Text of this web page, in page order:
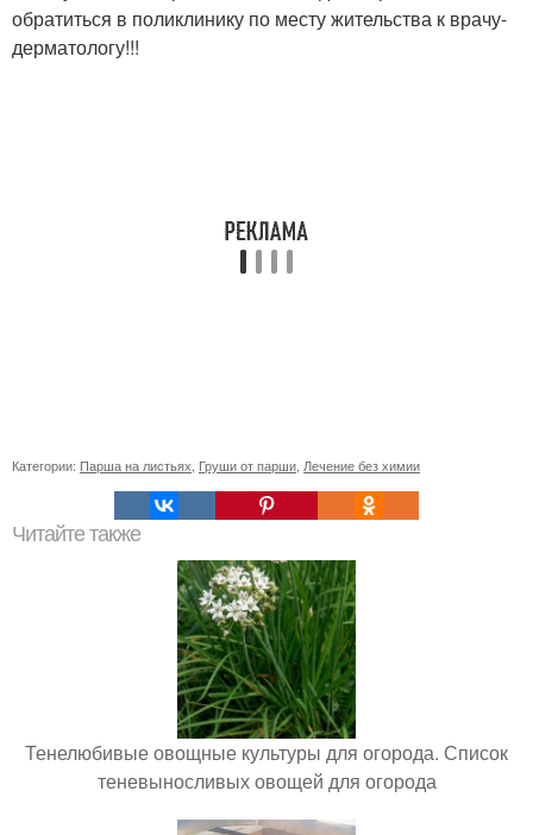
обратиться в поликлинику по месту жительства к врачу-
дерматологу!!!
Категории: Парша на листьях Груши от парши Лечение без химии
Читайте также
Тенелюбивые овощные культуры для огорода. Список
теневыносливых овощей для огорода